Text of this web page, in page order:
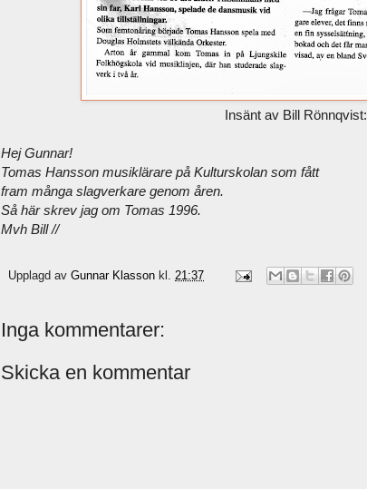
Insänt av Bill Rönnqvist:
Hej Gunnar!
Tomas Hansson musiklärare på Kulturskolan som fått
fram många slagverkare genom åren.
Så här skrev jag om Tomas 1996.
Mvh Bill //
Upplagd av Gunnar Klasson kl. 21:37
Inga kommentarer:
Skicka en kommentar